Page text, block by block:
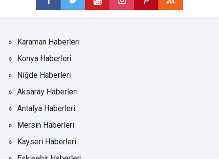
Karaman Haberleri
Konya Haberleri
Niğde Haberleri
Aksaray Haberleri
Antalya Haberleri
Mersin Haberleri
Kayseri Haberleri